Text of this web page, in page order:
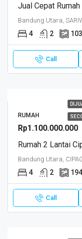
Bandung Utara,
4 2 103
Call
RUMAH
Rp1.100.000.000
Rumah 2 Lantai
Bandung Utara,
4 2 194
Call